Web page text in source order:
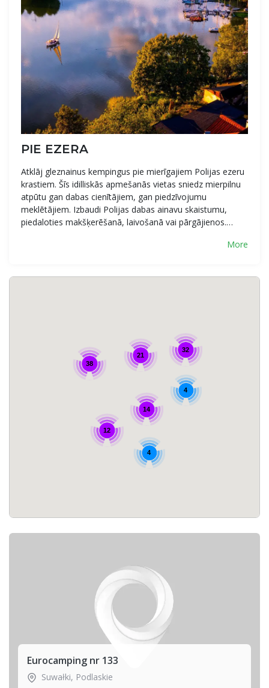
PIE EZERA
Atklāj gleznainus kempingus pie mierīgajiem Polijas ezeru
krastiem. Šīs idilliskās apmešanās vietas sniedz mierpilnu
atpūtu gan dabas cienītājiem, gan piedzīvojumu
meklētājiem. Izbaudi Polijas dabas ainavu skaistumu,
piedaloties makšķerēšanā, laivošanā vai pārgājienos.…
More
32
12
14
38
4
21
4
Eurocamping nr 133
Suwałki, Podlaskie